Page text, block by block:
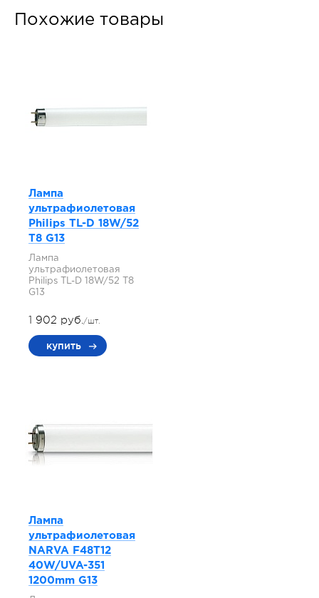
Похожие товары
Лампа
ультрафиолетовая
Philips TL-D 18W/52
T8 G13
Лампа
ультрафиолетовая
Philips TL-D 18W/52 T8
G13
1 902 руб./шт.
купить
Лампа
ультрафиолетовая
NARVA F48T12
40W/UVA-351
1200mm G13